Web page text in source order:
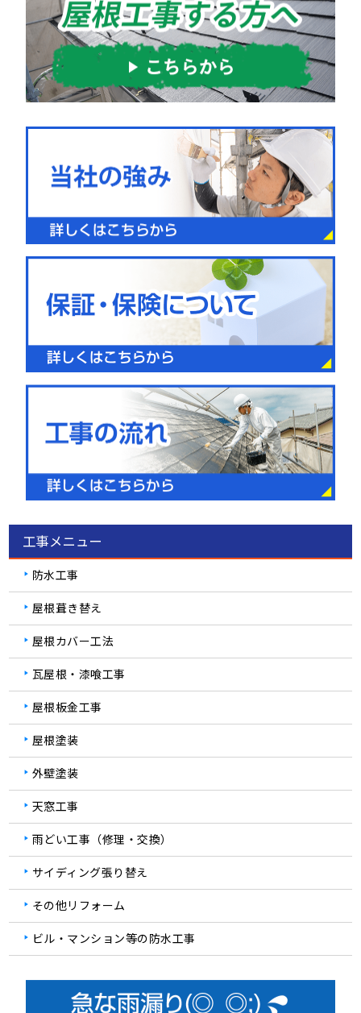
工事メニュー
防水工事
屋根葺き替え
屋根カバー工法
瓦屋根・漆喰工事
屋根板金工事
屋根塗装
外壁塗装
天窓工事
雨どい工事（修理・交換）
サイディング張り替え
その他リフォーム
ビル・マンション等の防水工事